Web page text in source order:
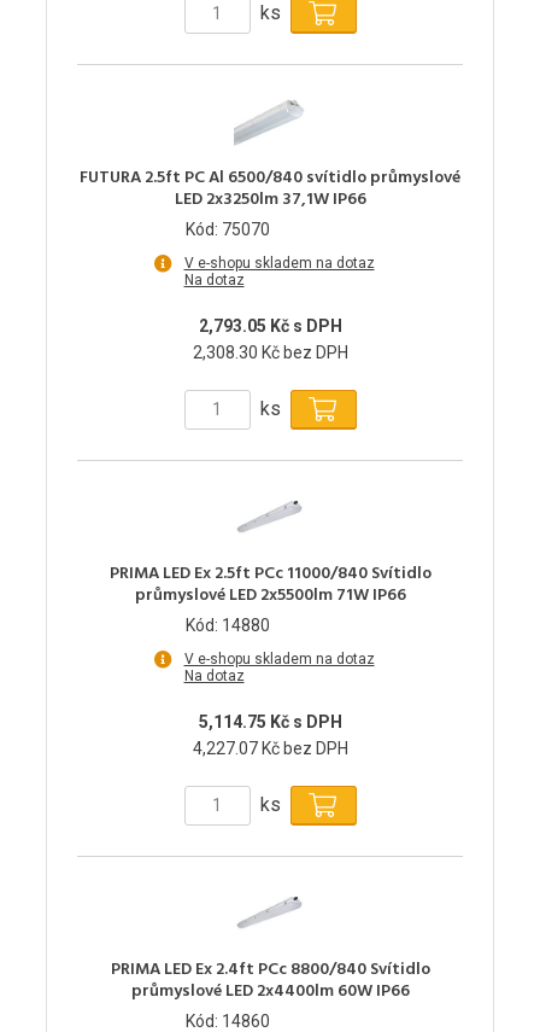
ks
FUTURA 2.5ft PC Al 6500/840 svítidlo průmyslové
LED 2x3250lm 37,1W IP66
Kód: 75070
V e-shopu skladem na dotaz
Na dotaz
2,793.05 Kč s DPH
2,308.30 Kč bez DPH
ks
PRIMA LED Ex 2.5ft PCc 11000/840 Svítidlo
průmyslové LED 2x5500lm 71W IP66
Kód: 14880
V e-shopu skladem na dotaz
Na dotaz
5,114.75 Kč s DPH
4,227.07 Kč bez DPH
ks
PRIMA LED Ex 2.4ft PCc 8800/840 Svítidlo
průmyslové LED 2x4400lm 60W IP66
Kód: 14860